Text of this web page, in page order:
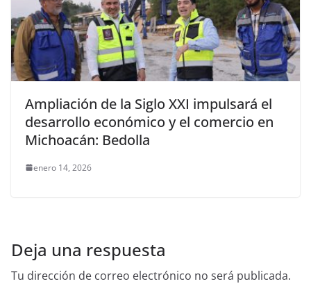
Ampliación de la Siglo XXI impulsará el
desarrollo económico y el comercio en
Michoacán: Bedolla
enero 14, 2026
Deja una respuesta
Tu dirección de correo electrónico no será publicada.